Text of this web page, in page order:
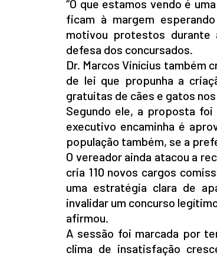
“O que estamos vendo é
ficam à margem
motivou protestos durante
defesa dos concursados.
Dr. Marcos Vinícius também
de lei que propunha a
gratuitas de cães e gatos
Segundo ele, a proposta
executivo encaminha é
população também, se a
O vereador ainda atacou a
cria 110 novos cargos
uma estratégia clara de
invalidar um concurso
afirmou.
A sessão foi marcada por
clima de insatisfação